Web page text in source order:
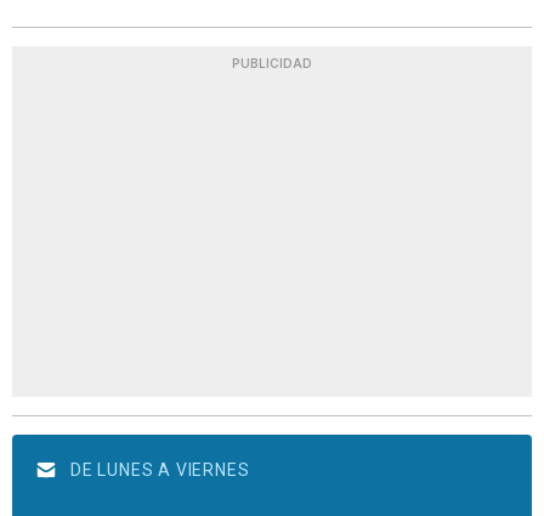
PUBLICIDAD
DE LUNES A VIERNES